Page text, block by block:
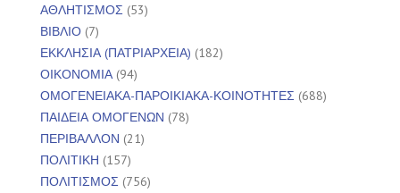
ΑΘΛΗΤΙΣΜΟΣ (53)
ΒΙΒΛΙΟ (7)
ΕΚΚΛΗΣΙΑ (ΠΑΤΡΙΑΡΧΕΙΑ) (182)
ΟΙΚΟΝΟΜΙΑ(94)
ΟΜΟΓΕΝΕΙΑΚΑ-ΠΑΡΟΙΚΙΑΚΑ-ΚΟΙΝΟΤΗΤΕΣ (688)
ΠΑΙΔΕΙΑ ΟΜΟΓΕΝΩΝ (78)
ΠΕΡΙΒΑΛΛΟΝ (21)
ΠΟΛΙΤΙΚΗ (157)
ΠΟΛΙΤΙΣΜΟΣ (756)